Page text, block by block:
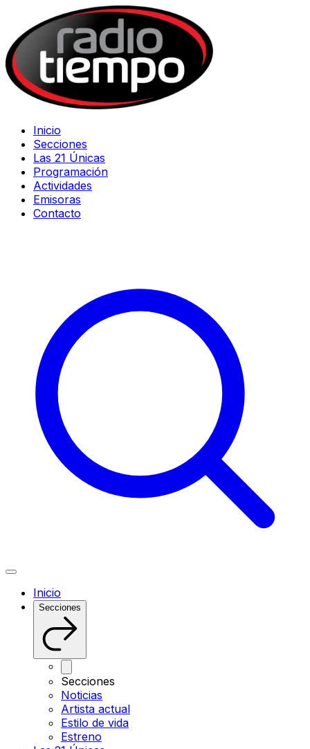
Inicio
Secciones
Las 21 Únicas
Programación
Actividades
Emisoras
Contacto
Inicio
Secciones
Secciones
Noticias
Artista actual
Estilo de vida
Estreno